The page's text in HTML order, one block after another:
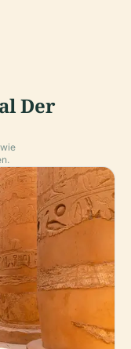
Der